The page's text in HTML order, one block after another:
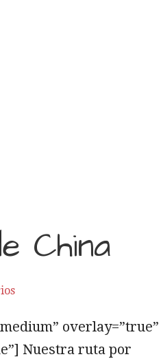
China
overlay=”true”
Nuestra ruta por